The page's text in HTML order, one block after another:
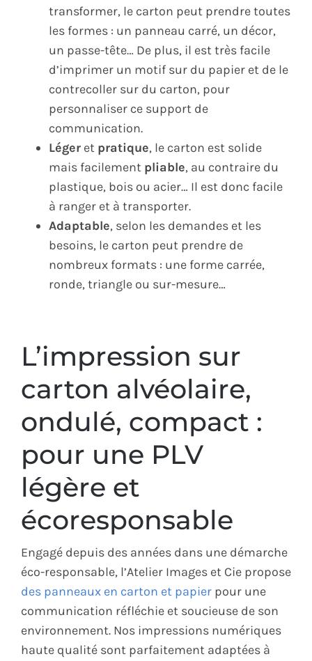
transformer, le carton peut prendre toutes
les formes : un panneau carré, un décor,
un passe-tête… De plus, il est très facile
d’imprimer un motif sur du papier et de le
contrecoller sur du carton, pour
personnaliser ce support de
communication.
Léger et pratique, le carton est solide
mais facilement pliable, au contraire du
plastique, bois ou acier… Il est donc facile
à ranger et à transporter.
Adaptable, selon les demandes et les
besoins, le carton peut prendre de
nombreux formats : une forme carrée,
ronde, triangle ou sur-mesure…
L’impression sur
carton alvéolaire,
ondulé, compact :
pour une PLV
légère et
écoresponsable
Engagé depuis des années dans une démarche
éco-responsable, l’Atelier Images et Cie propose
des panneaux en carton et papier pour une
communication réfléchie et soucieuse de son
environnement. Nos impressions numériques
haute qualité sont parfaitement adaptées à